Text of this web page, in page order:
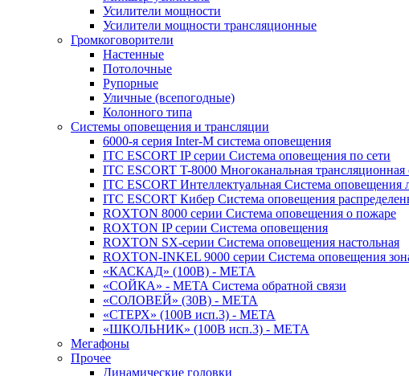
Усилители мощности
Усилители мощности трансляционные
Громкоговорители
Настенные
Потолочные
Рупорные
Уличные (всепогодные)
Колонного типа
Системы оповещения и трансляции
6000-я серия Inter-M система оповещения
ITC ESCORT IP серии Система оповещения по сети
ITC ESCORT T-8000 Многоканальная трансляционная
ITC ESCORT Интеллектуальная Система оповещения
ITC ESCORT Кибер Система оповещения
ROXTON 8000 серии Система оповещения о пожаре
ROXTON IP серии Система оповещения
ROXTON SX-серии Система оповещения настольная
ROXTON-INKEL 9000 серии Система оповещения
«КАСКАД» (100В) - МЕТА
«СОЙКА» - МЕТА Система обратной связи
«СОЛОВЕЙ» (30В) - МЕТА
«СТЕРХ» (100В исп.3) - МЕТА
«ШКОЛЬНИК» (100В исп.3) - МЕТА
Мегафоны
Прочее
Динамические головки